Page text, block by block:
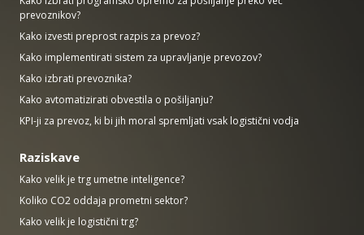
prevoznikov?
Kako izvesti preprost razpis za prevoz?
Kako implementirati sistem za upravljanje prevozov?
Kako izbrati prevoznika?
Kako avtomatizirati obvestila o pošiljanju?
KPI-ji za prevoz, ki bi jih moral spremljati vsak logistični vodja
Raziskave
Kako velik je trg umetne inteligence?
Koliko CO2 oddaja prometni sektor?
Kako velik je logistični trg?